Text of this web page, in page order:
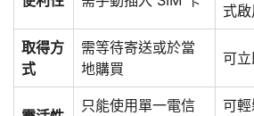
式啟
取得方
式
需等待寄送或於當
地購買
可
只能使用單一電信
可